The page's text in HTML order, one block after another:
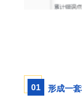
01 形成一